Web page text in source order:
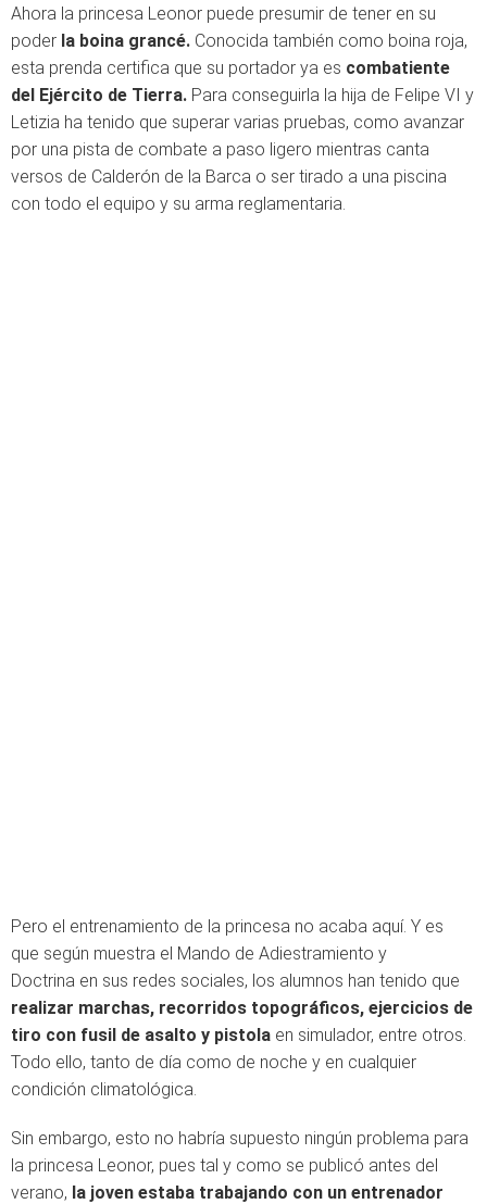
Ahora la princesa Leonor puede presumir de tener en su
poder la boina grancé. Conocida también como boina roja,
esta prenda certifica que su portador ya es combatiente
del Ejército de Tierra. Para conseguirla la hija de Felipe VI y
Letizia ha tenido que superar varias pruebas, como avanzar
por una pista de combate a paso ligero mientras canta
versos de Calderón de la Barca o ser tirado a una piscina
con todo el equipo y su arma reglamentaria.
Pero el entrenamiento de la princesa no acaba aquí. Y es
que según muestra el Mando de Adiestramiento y
Doctrina en sus redes sociales, los alumnos han tenido que
realizar marchas, recorridos topográficos, ejercicios de
tiro con fusil de asalto y pistola en simulador, entre otros.
Todo ello, tanto de día como de noche y en cualquier
condición climatológica.
Sin embargo, esto no habría supuesto ningún problema para
la princesa Leonor, pues tal y como se publicó antes del
verano, la joven estaba trabajando con un entrenador